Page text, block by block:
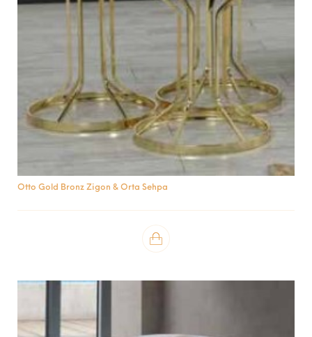
Otto Gold Bronz Zigon & Orta Sehpa